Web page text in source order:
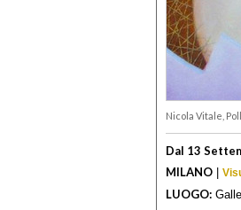
Nicola Vitale,
Dal 13
MILANO |
LUOGO: